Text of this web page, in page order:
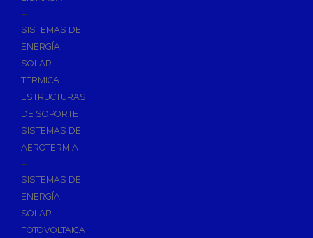
+
SISTEMAS DE
ENERGÍA
SOLAR
TÉRMICA
ESTRUCTURAS
DE SOPORTE
SISTEMAS DE
AEROTERMIA
+
SISTEMAS DE
ENERGÍA
SOLAR
FOTOVOLTAICA